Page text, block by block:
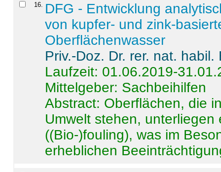
16
DFG - Entwicklung
von kupfer- und zink-
Oberflächenwasser
Priv.-Doz. Dr. rer. nat.
Laufzeit: 01.06.2019-
Mittelgeber: Sachbeihilfen
Abstract: Oberflächen, die
Umwelt stehen,
((Bio-)fouling), was im
erheblichen